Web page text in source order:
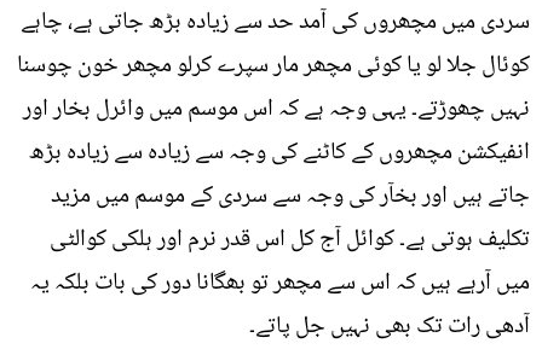
سردی میں مچھروں کی آمد حد سے زیادہ بڑھ جاتی ہے، چاہے
کوئال جلا لو یا کوئی مچھر مار سپرے کرلو مچھر خون چوسنا
نہیں چھوڑتے۔ یہی وجہ ہے کہ اس موسم میں وائرل بخار اور
انفیکشن مچھروں کے کاٹنے کی وجہ سے زیادہ سے زیادہ بڑھ
جاتے ہیں اور بخآر کی وجہ سے سردی کے موسم میں مزید
تکلیف ہوتی ہے۔ کوائل آج کل اس قدر نرم اور ہلکی کوالٹی
میں آرہے ہیں کہ اس سے مچھر تو بھگانا دور کی بات بلکہ یہ
آدھی رات تک بھی نہیں جل پاتے۔